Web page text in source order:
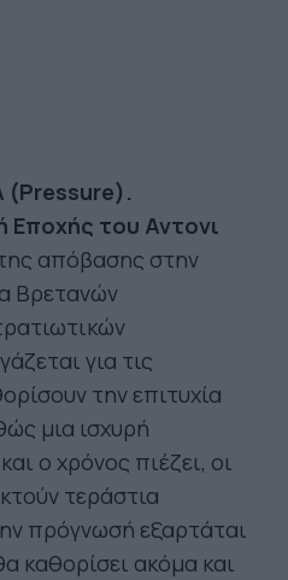
(Pressure).
Εποχής του Αντονι
απόβασης στην
Βρετανών
για τις
την επιτυχία
μια ισχυρή
ο χρόνος πιέζει, οι
τεράστια
πρόγνωσή εξαρτάται
καθορίσει ακόμα και